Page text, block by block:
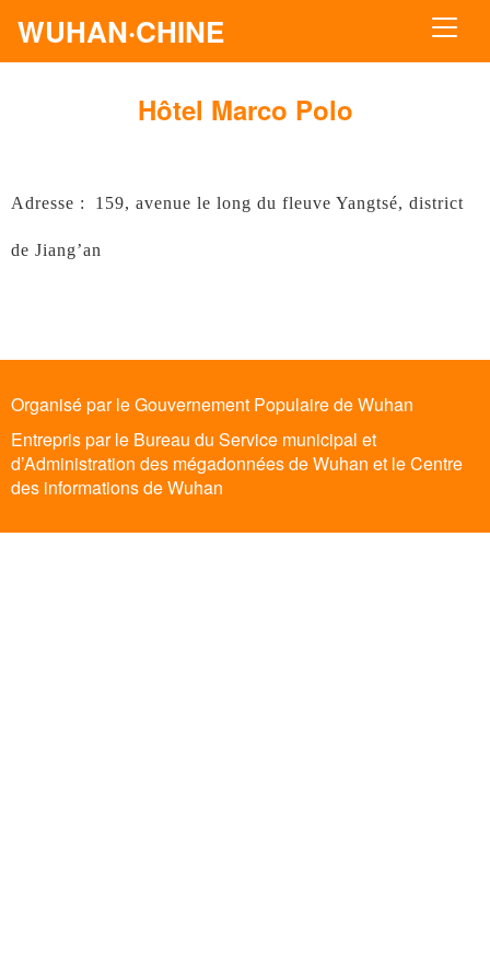
WUHAN·CHINE
Hôtel Marco Polo
Adresse : 159, avenue le long du fleuve Yangtsé, district
de Jiang’an
Organisé par le Gouvernement Populaire de Wuhan
Entrepris par le Bureau du Service municipal et
d’Administration des mégadonnées de Wuhan et le Centre
des informations de Wuhan